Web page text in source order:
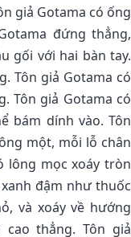
giả Gotama có ống
đứng thẳng,
gối với hai bàn tay.
Tôn giả Gotama có
Tôn giả Gotama có
bám dính vào. Tôn
một, mỗi lỗ chân
lông mọc xoáy tròn
đậm như thuốc
và xoáy về hướng
thẳng. Tôn giả